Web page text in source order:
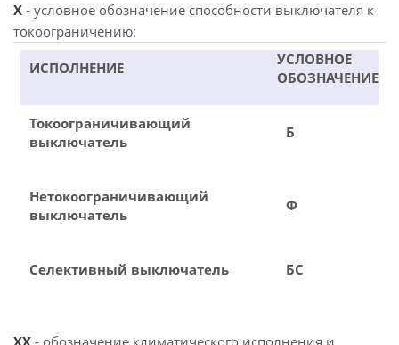
X - условное обозначение способности выключателя к
токоограничению:
ИСПОЛНЕНИЕ
УСЛОВНОЕ
ОБОЗНАЧЕНИЕ
Токоограничивающий
выключатель
Б
Нетокоограничивающий
выключатель
Ф
Селективный выключатель БС
XX - обозначение климатического исполнения и